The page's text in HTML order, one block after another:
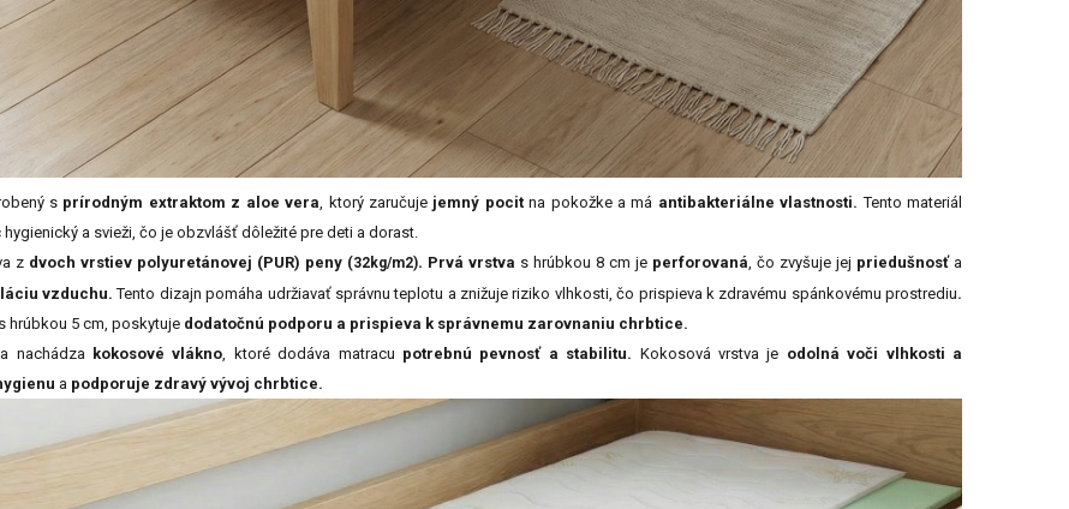
s prírodným extraktom z aloe vera , ktorý zaručuje jemný pocitna pokožke a má antibakteriálne vlastnosti. Tento materiál
a svieži, čo je obzvlášť dôležité pre deti a dorast.
z dvoch vrstiev polyuretánovej (PUR) peny (32kg/m2). Prvá vrstva s hrúbkou 8 cm je perforovaná , čo zvyšuje jej priedušnosťa
vzduchu. Tento dizajn pomáha udržiavať správnu teplotu a znižuje riziko vlhkosti, čo prispieva k zdravému spánkovému prostrediu.
hrúbkou 5 cm, poskytuje dodatočnú podporu a prispieva k správnemu zarovnaniu chrbtice.
nachádza kokosové vlákno , ktoré dodáva matracu potrebnú pevnosť a stabilitu. Kokosová vrstva je odolná voči vlhkosti a
a podporuje zdravý vývoj chrbtice.